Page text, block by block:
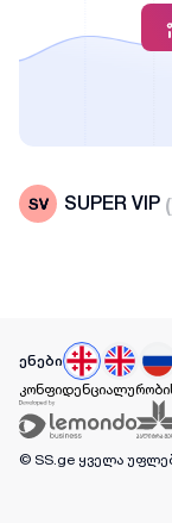
SUPER VIP (
ენები
© SS.ge ყველა